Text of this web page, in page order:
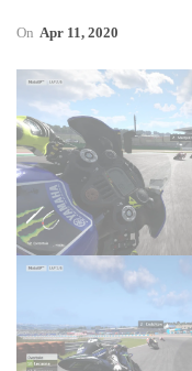
On Apr 11, 2020